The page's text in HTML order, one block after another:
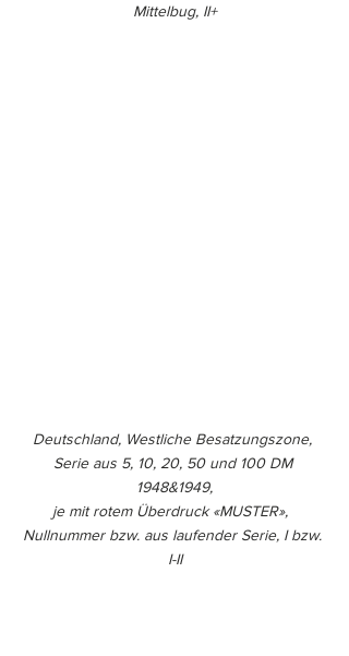
Mittelbug, II+
Deutschland, Westliche Besatzungszone,
Serie aus 5, 10, 20, 50 und 100 DM
1948&1949,
je mit rotem Überdruck «MUSTER»,
Nullnummer bzw. aus laufender Serie, I bzw.
I-II